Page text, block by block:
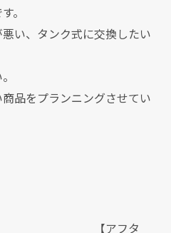
。
い、タンク式に交換したい
品をプランニングさせてい
【アフタ